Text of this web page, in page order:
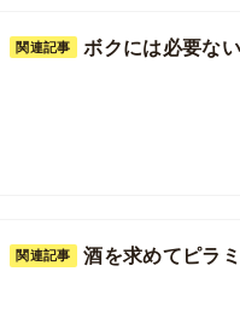
関連記事 ボクには必要な
関連記事 酒を求めてピラ